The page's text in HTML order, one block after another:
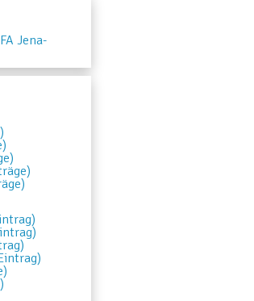
Jena-